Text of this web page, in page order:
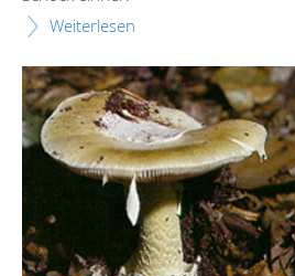
Weiterlesen